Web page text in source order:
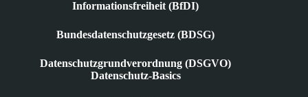
Informationsfreiheit (BfDI)
Bundesdatenschutzgesetz (BDSG)
Datenschutzgrundverordnung (DSGVO)
Datenschutz-Basics